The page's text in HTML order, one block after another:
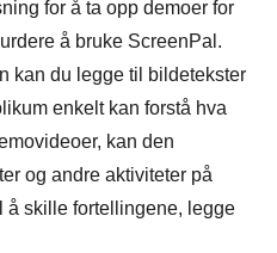
for å ta opp demoer for
å bruke ScreenPal.
kan du legge til bildetekster
enkelt kan forstå hva
kan den
og andre aktiviteter på
å skille fortellingene, legge